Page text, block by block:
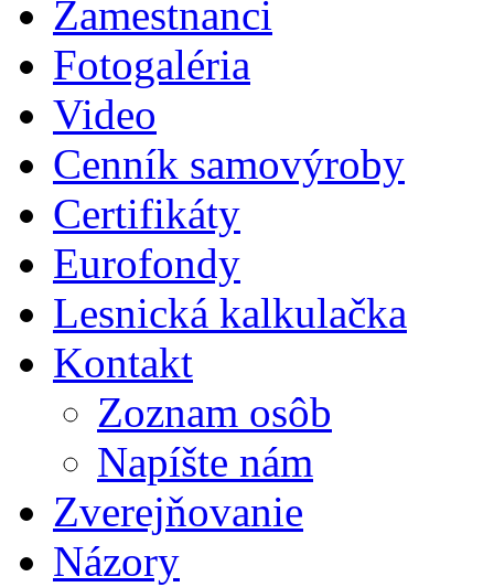
Zamestnanci
Fotogaléria
Video
Cenník samovýroby
Certifikáty
Eurofondy
Lesnická kalkulačka
Kontakt
Zoznam osôb
Napíšte nám
Zverejňovanie
Názory